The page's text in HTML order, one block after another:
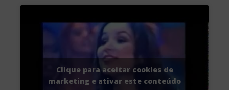
Clique para aceitar cookies de
marketing e ativar este conteúdo